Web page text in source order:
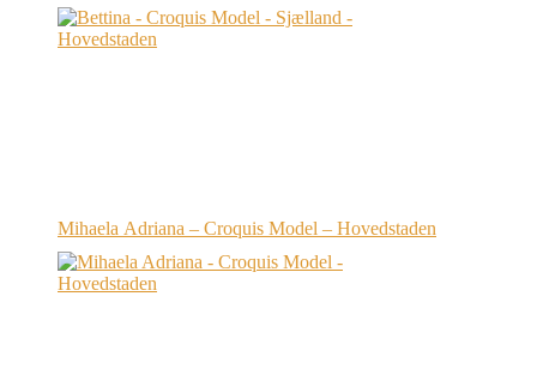
Mihaela Adriana – Croquis Model – Hovedstaden